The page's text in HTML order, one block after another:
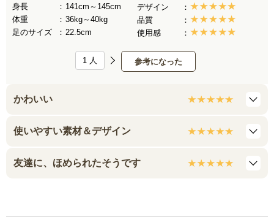
身長
141cm～145cm
体重
36kg～40kg
足のサイズ
22.5cm
デザイン
品質
使用感
参考になった
1 人
かわいい
使いやすい素材＆デザイン
友達に、ほめられたそうです